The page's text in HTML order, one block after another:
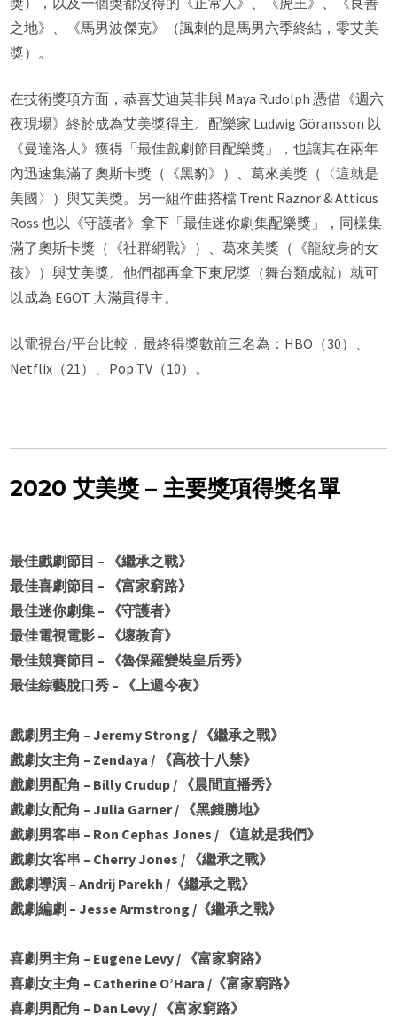
之地》、《馬男波傑克》（諷刺的是馬男六季終結，零艾美
獎）。
在技術獎項方面，恭喜艾迪莫非與 Maya Rudolph 憑借《週六
夜現場》終於成為艾美獎得主。配樂家 Ludwig Göransson 以
《曼達洛人》獲得「最佳戲劇節目配樂獎」，也讓其在兩年
內迅速集滿了奧斯卡獎（《黑豹》）、葛來美獎（〈這就是
美國〉）與艾美獎。另一組作曲搭檔 Trent Raznor & Atticus
Ross 也以《守護者》拿下「最佳迷你劇集配樂獎」，同樣集
滿了奧斯卡獎（《社群網戰》）、葛來美獎（《龍紋身的女
孩》）與艾美獎。他們都再拿下東尼獎（舞台類成就）就可
以成為 EGOT 大滿貫得主。
以電視台/平台比較，最終得獎數前三名為：HBO（30）、
Netflix（21）、Pop TV（10）。
2020 艾美獎 – 主要獎項得獎名單
最佳戲劇節目 – 《繼承之戰》
最佳喜劇節目 – 《富家窮路》
最佳迷你劇集 – 《守護者》
最佳電視電影 – 《壞教育》
最佳競賽節目 – 《魯保羅變裝皇后秀》
最佳綜藝脫口秀 – 《上週今夜》
戲劇男主角 – Jeremy Strong / 《繼承之戰》
戲劇女主角 – Zendaya / 《高校十八禁》
戲劇男配角 – Billy Crudup / 《晨間直播秀》
戲劇女配角 – Julia Garner / 《黑錢勝地》
戲劇男客串 – Ron Cephas Jones / 《這就是我們》
戲劇女客串 – Cherry Jones / 《繼承之戰》
戲劇導演 – Andrij Parekh /《繼承之戰》
戲劇編劇 – Jesse Armstrong /《繼承之戰》
喜劇男主角 – Eugene Levy / 《富家窮路》
喜劇女主角 – Catherine O’Hara /《富家窮路》
喜劇男配角 – Dan Levy / 《富家窮路》